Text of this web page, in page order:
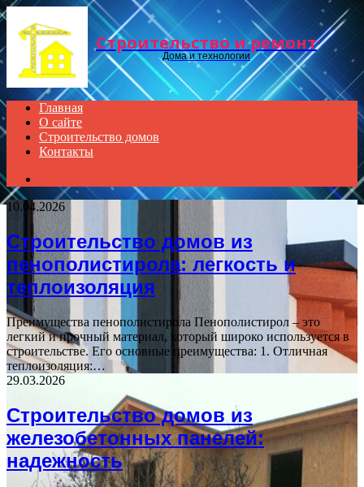
Menu
Строительство и ремонт
Дома и технологии
Главная
О сайте
Строительство домов
Контакты
10.04.2026
Строительство домов из
пенополистирола: легкость и
теплоизоляция
Преимущества пенополистирола Пенополистирол – это
легкий и прочный материал, который широко используется в
строительстве. Его основные преимущества: 1. Отличная
теплоизоляция:…
29.03.2026
Строительство домов из
железобетонных панелей:
надежность